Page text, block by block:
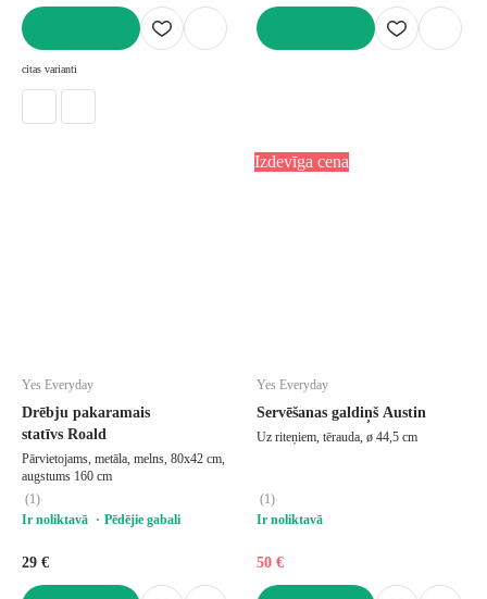
citas varianti
Yes Everyday
Drēbju pakaramais
statīvs Roald
Pārvietojams, metāla, melns, 80x42 cm,
augstums 160 cm
(1)
Ir noliktavā
Pēdējie gabali
29 €
Izdevīga cena
Yes Everyday
Servēšanas galdiņš Austin
Uz riteņiem, tērauda, ø 44,5 cm
(1)
Ir noliktavā
50 €